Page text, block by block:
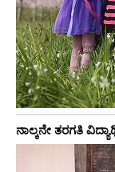
ನಾಲ್ಕನೇ ತರಗತಿ